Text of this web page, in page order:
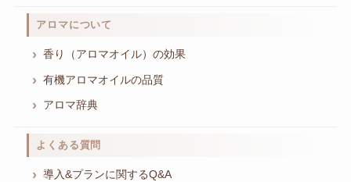
アロマについて
香り（アロマオイル）の効果
有機アロマオイルの品質
アロマ辞典
よくある質問
導入&プランに関するQ&A